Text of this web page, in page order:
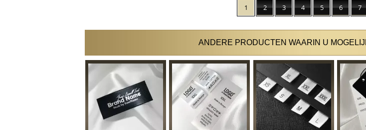
1 2 3 4 5 6 7
ANDERE PRODUCTEN WAARIN U